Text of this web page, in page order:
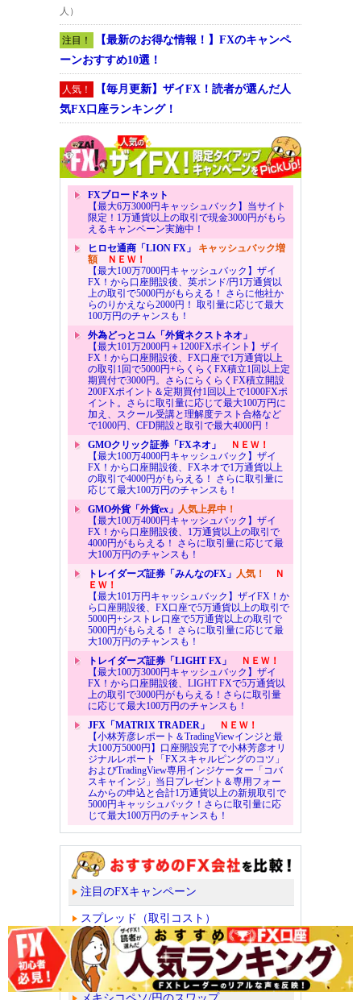
人）
注目！
【最新のお得な情報！】FXのキャンペ
ーンおすすめ10選！
人気！
【毎月更新】ザイFX！読者が選んだ人
気FX口座ランキング！
FXブロードネット
【最大6万3000円キャッシュバック】当サイト
限定！1万通貨以上の取引で現金3000円がもら
えるキャンペーン実施中！
ヒロセ通商「LION FX」 キャッシュバック増
額ＮＥＷ！
【最大100万7000円キャッシュバック】ザイ
FX！から口座開設後、英ポンド/円1万通貨以
上の取引で5000円がもらえる！ さらに他社か
らのりかえなら2000円！ 取引量に応じて最大
100万円のチャンスも！
外為どっとコム「外貨ネクストネオ」
【最大101万2000円＋1200FXポイント】ザイ
FX！から口座開設後、FX口座で1万通貨以上
の取引1回で5000円+らくらくFX積立1回以上定
期買付で3000円。さらにらくらくFX積立開設
200FXポイント＆定期買付1回以上で1000FXポ
イント。さらに取引量に応じて最大100万円に
加え、スクール受講と理解度テスト合格など
で1000円、CFD開設と取引で最大4000円！
GMOクリック証券「FXネオ」
ＮＥＷ！
【最大100万4000円キャッシュバック】ザイ
FX！から口座開設後、FXネオで1万通貨以上
の取引で4000円がもらえる！ さらに取引量に
応じて最大100万円のチャンスも！
GMO外貨「外貨ex」 人気上昇中！
【最大100万4000円キャッシュバック】ザイ
FX！から口座開設後、1万通貨以上の取引で
4000円がもらえる！ さらに取引量に応じて最
大100万円のチャンスも！
トレイダーズ証券「みんなのFX」 人気！
Ｎ
ＥＷ！
【最大101万円キャッシュバック】ザイFX！か
ら口座開設後、FX口座で5万通貨以上の取引で
5000円+シストレ口座で5万通貨以上の取引で
5000円がもらえる！ さらに取引量に応じて最
大100万円のチャンスも！
トレイダーズ証券「LIGHT FX」
ＮＥＷ！
【最大100万3000円キャッシュバック】ザイ
FX！から口座開設後、LIGHT FXで5万通貨以
上の取引で3000円がもらえる！さらに取引量
に応じて最大100万円のチャンスも！
JFX「MATRIX TRADER」
ＮＥＷ！
【小林芳彦レポート＆TradingViewインジと最
大100万5000円】口座開設完了で小林芳彦オリ
ジナルレポート「FXスキャルピングのコツ」
およびTradingView専用インジケーター「コバ
スキャインジ」当日プレゼント＆専用フォー
ムからの申込と合計1万通貨以上の新規取引で
5000円キャッシュバック！さらに取引量に応
じて最大100万円のチャンスも！
注目のFXキャンペーン
スプレッド（取引コスト）
スワップポイント
トルコリラ/円のスワップ